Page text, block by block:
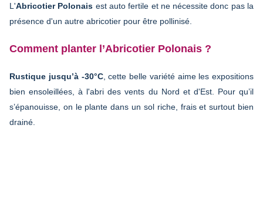
L'Abricotier Polonais est auto fertile et ne nécessite donc pas la
présence d'un autre abricotier pour être pollinisé.
Comment planter l’Abricotier Polonais ?
Rustique jusqu’à -30°C, cette belle variété aime les expositions
bien ensoleillées, à l'abri des vents du Nord et d'Est. Pour qu’il
s’épanouisse, on le plante dans un sol riche, frais et surtout bien
drainé.